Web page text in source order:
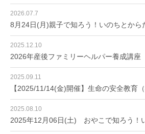
2026.07.7
8月24日(月)親子で知ろう！いのちとから
2025.12.10
2026年産後ファミリーヘルパー養成講
2025.09.11
【2025/11/14(金)開催】生命の安全教育
2025.08.10
2025年12月06日(土) おやこで知ろう！